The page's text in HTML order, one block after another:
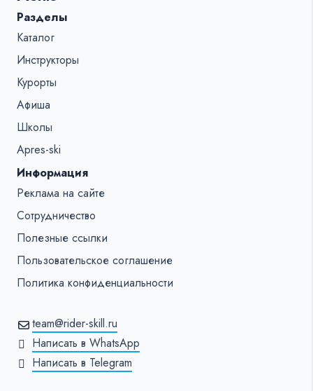
Разделы
Каталог
Инструкторы
Курорты
Афиша
Школы
Apres-ski
Информация
Реклама на сайте
Сотрудничество
Полезные ссылки
Пользовательское соглашение
Политика конфиденциальности
team@rider-skill.ru
Написать в WhatsApp
Написать в Telegram